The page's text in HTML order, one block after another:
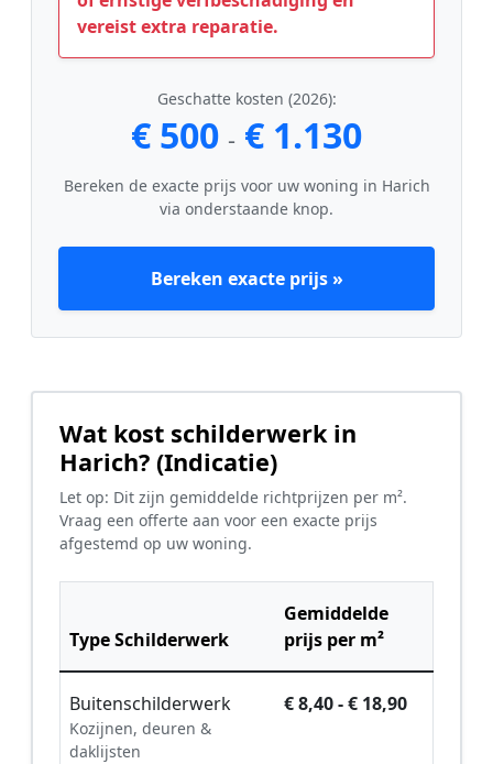
vereist extra reparatie.
Geschatte kosten (2026):
€ 500 - € 1.130
Bereken de exacte prijs voor uw woning in Harich
via onderstaande knop.
Bereken exacte prijs »
Wat kost schilderwerk in
Harich? (Indicatie)
Let op: Dit zijn gemiddelde richtprijzen per m².
Vraag een offerte aan voor een exacte prijs
afgestemd op uw woning.
Type Schilderwerk
Gemiddelde
prijs per m²
Buitenschilderwerk
Kozijnen, deuren &
daklijsten
€ 8,40 - € 18,90